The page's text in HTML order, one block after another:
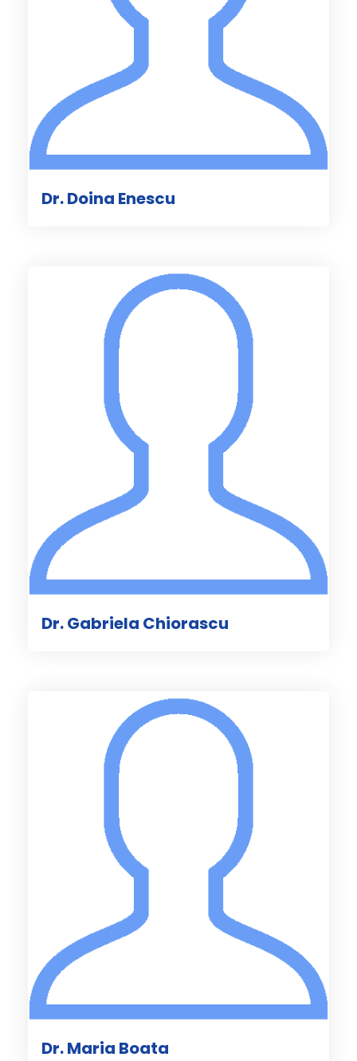
Dr. Doina Enescu
Dr. Gabriela Chiorascu
Dr. Maria Boata